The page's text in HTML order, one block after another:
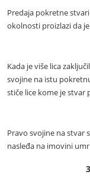
Predaja pokretne
okolnosti proizlazi da
Kada je više lica
svojine na istu
stiče lice kome je stvar
Pravo svojine na stvar
nasleđa na imovini